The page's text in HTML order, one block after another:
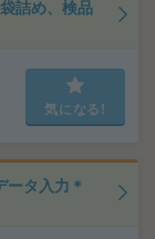
詰め、検品
気になる!
タ入力＊